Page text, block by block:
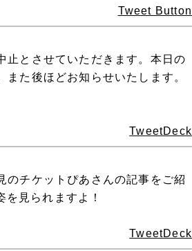
Tweet Button
止とさせていただきます。本日の
た後ほどお知らせいたします。
TweetDeck
のチケットぴあさんの記事をご紹
見られますよ！
TweetDeck